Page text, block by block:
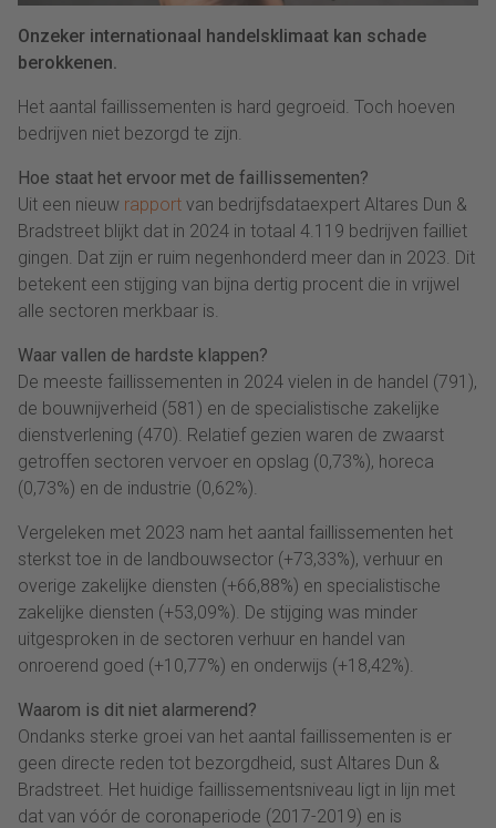
Onzeker internationaal handelsklimaat kan schade
berokkenen.
Het aantal faillissementen is hard gegroeid. Toch hoeven
bedrijven niet bezorgd te zijn.
Hoe staat het ervoor met de faillissementen?
Uit een nieuw rapport van bedrijfsdataexpert Altares Dun &
Bradstreet blijkt dat in 2024 in totaal 4.119 bedrijven failliet
gingen. Dat zijn er ruim negenhonderd meer dan in 2023. Dit
betekent een stijging van bijna dertig procent die in vrijwel
alle sectoren merkbaar is.
Waar vallen de hardste klappen?
De meeste faillissementen in 2024 vielen in de handel (791),
de bouwnijverheid (581) en de specialistische zakelijke
dienstverlening (470). Relatief gezien waren de zwaarst
getroffen sectoren vervoer en opslag (0,73%), horeca
(0,73%) en de industrie (0,62%).
Vergeleken met 2023 nam het aantal faillissementen het
sterkst toe in de landbouwsector (+73,33%), verhuur en
overige zakelijke diensten (+66,88%) en specialistische
zakelijke diensten (+53,09%). De stijging was minder
uitgesproken in de sectoren verhuur en handel van
onroerend goed (+10,77%) en onderwijs (+18,42%).
Waarom is dit niet alarmerend?
Ondanks sterke groei van het aantal faillissementen is er
geen directe reden tot bezorgdheid, sust Altares Dun &
Bradstreet. Het huidige faillissementsniveau ligt in lijn met
dat van vóór de coronaperiode (2017-2019) en is